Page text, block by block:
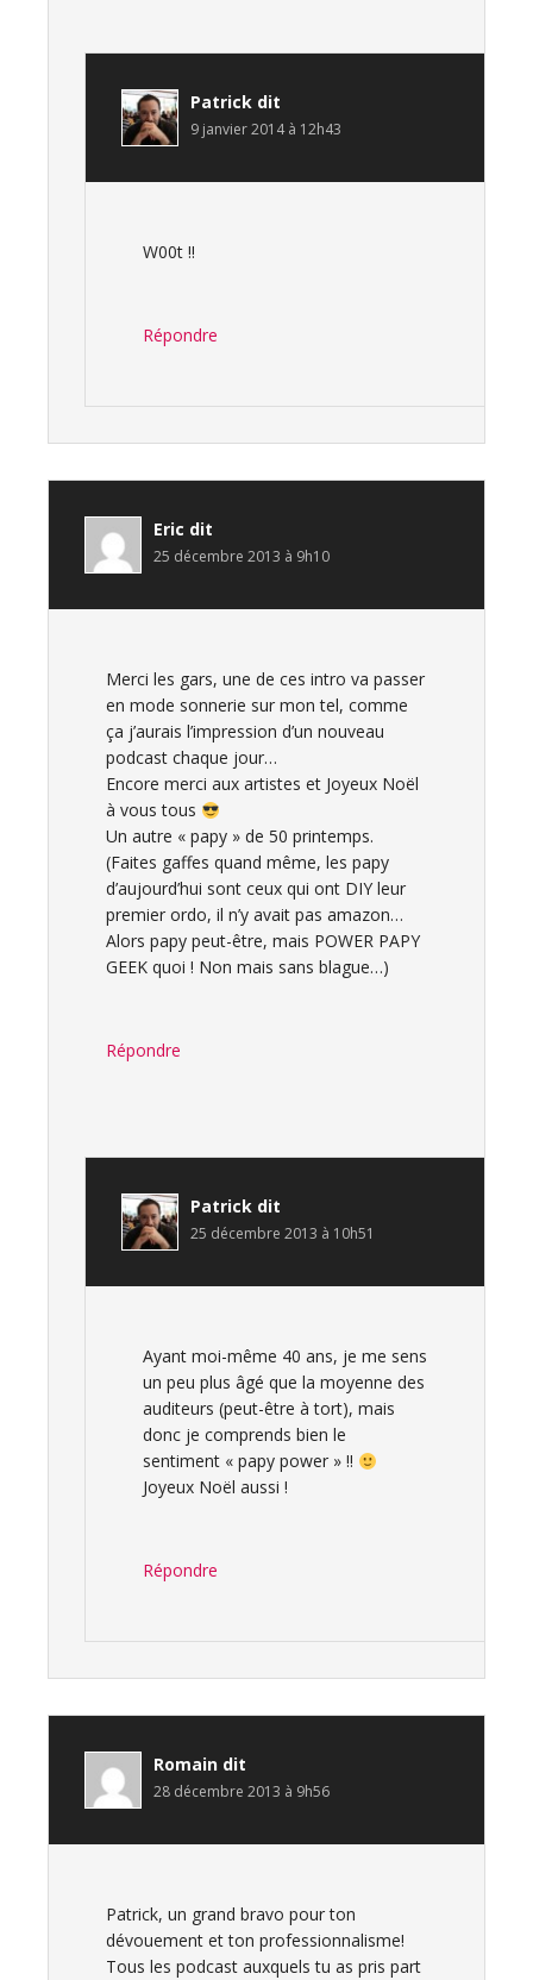
Patrick dit
9 janvier 2014 à 12h43
W00t !!
Répondre
Eric dit
25 décembre 2013 à 9h10
Merci les gars, une de ces intro va passer
en mode sonnerie sur mon tel, comme
ça j’aurais l’impression d’un nouveau
podcast chaque jour…
Encore merci aux artistes et Joyeux Noël
à vous tous
Un autre « papy » de 50 printemps.
(Faites gaffes quand même, les papy
d’aujourd’hui sont ceux qui ont DIY leur
premier ordo, il n’y avait pas amazon…
Alors papy peut-être, mais POWER PAPY
GEEK quoi ! Non mais sans blague…)
Répondre
Patrick dit
25 décembre 2013 à 10h51
Ayant moi-même 40 ans, je me sens
un peu plus âgé que la moyenne des
auditeurs (peut-être à tort), mais
donc je comprends bien le
sentiment « papy power » !!
Joyeux Noël aussi !
Répondre
Romain dit
28 décembre 2013 à 9h56
Patrick, un grand bravo pour ton
dévouement et ton professionnalisme!
Tous les podcast auxquels tu as pris part